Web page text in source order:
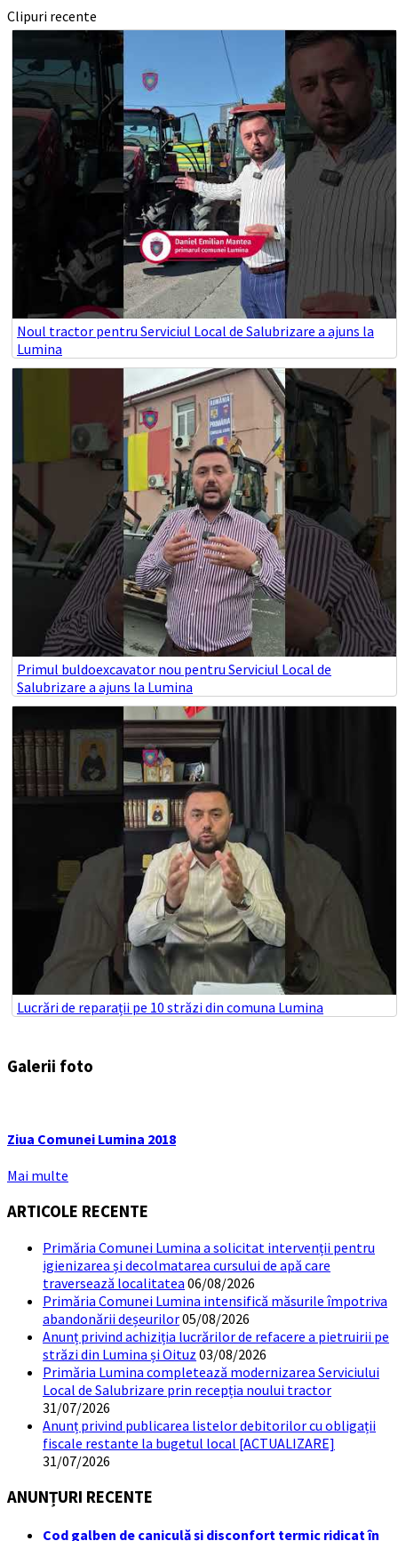
Clipuri recente
Noul tractor pentru Serviciul Local de Salubrizare a ajuns la
Lumina
Primul buldoexcavator nou pentru Serviciul Local de
Salubrizare a ajuns la Lumina
Lucrări de reparații pe 10 străzi din comuna Lumina
Galerii foto
Ziua Comunei Lumina 2018
Mai multe
ARTICOLE RECENTE
Primăria Comunei Lumina a solicitat intervenții pentru
igienizarea și decolmatarea cursului de apă care
traversează localitatea 06/08/2026
Primăria Comunei Lumina intensifică măsurile împotriva
abandonării deșeurilor05/08/2026
Anunț privind achiziția lucrărilor de refacere a pietruirii pe
străzi din Lumina și Oituz 03/08/2026
Primăria Lumina completează modernizarea Serviciului
Local de Salubrizare prin recepția noului tractor
31/07/2026
Anunț privind publicarea listelor debitorilor cu obligații
fiscale restante la bugetul local [ACTUALIZARE]
31/07/2026
ANUNȚURI RECENTE
Cod galben de caniculă și disconfort termic ridicat în